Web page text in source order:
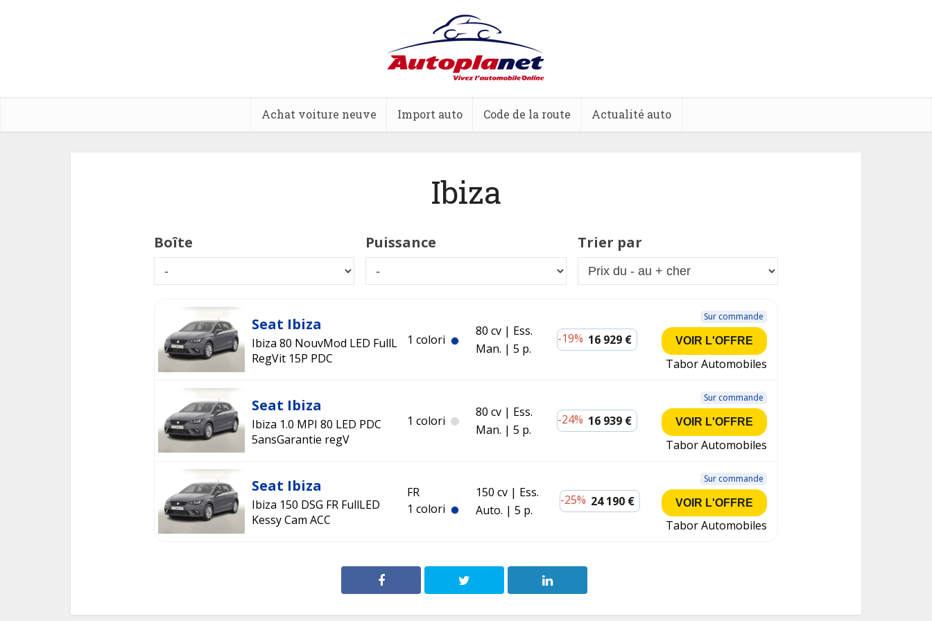
Achat voiture neuve Import auto Code de la route Actualité auto
Ibiza
Boîte Puissance Trier par
Seat Ibiza
Ibiza 80 NouvMod LED FullL
RegVit 15P PDC
1 colori
80 cv
Ess.
Man.
5 p.
-19% 16 929 €
Sur commande
VOIR L'OFFRE
Tabor Automobiles
Seat Ibiza
Ibiza 1.0 MPI 80 LED PDC
5ansGarantie regV
1 colori
80 cv
Ess.
Man.
5 p.
-24% 16 939 €
Sur commande
VOIR L'OFFRE
Tabor Automobiles
Seat Ibiza
Ibiza 150 DSG FR FullLED
Kessy Cam ACC
FR
1 colori
150 cv
Ess.
Auto.
5 p.
-25% 24 190 €
Sur commande
VOIR L'OFFRE
Tabor Automobiles